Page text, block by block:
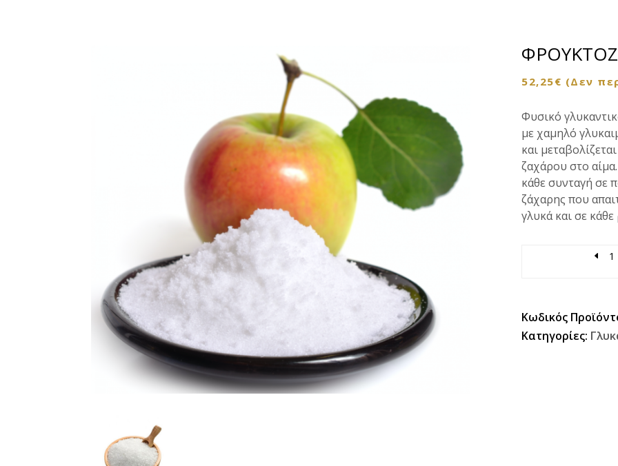
52,25€ (Δεν
Φυσικό
με χαμηλό
και
ζαχάρου στο
κάθε συνταγή σε
ζάχαρης που
γλυκά και σε
Κωδικός
Κατηγορίες: